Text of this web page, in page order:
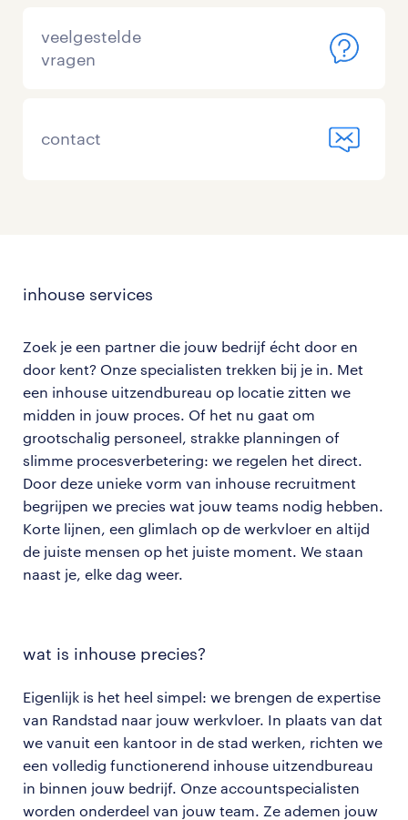
veelgestelde
vragen
contact
inhouse services
Zoek je een partner die jouw bedrijf écht door en
door kent? Onze specialisten trekken bij je in. Met
een inhouse uitzendbureau op locatie zitten we
midden in jouw proces. Of het nu gaat om
grootschalig personeel, strakke planningen of
slimme procesverbetering: we regelen het direct.
Door deze unieke vorm van inhouse recruitment
begrijpen we precies wat jouw teams nodig hebben.
Korte lijnen, een glimlach op de werkvloer en altijd
de juiste mensen op het juiste moment. We staan
naast je, elke dag weer.
wat is inhouse precies?
Eigenlijk is het heel simpel: we brengen de expertise
van Randstad naar jouw werkvloer. In plaats van dat
we vanuit een kantoor in de stad werken, richten we
een volledig functionerend inhouse uitzendbureau
in binnen jouw bedrijf. Onze accountspecialisten
worden onderdeel van jouw team. Ze ademen jouw